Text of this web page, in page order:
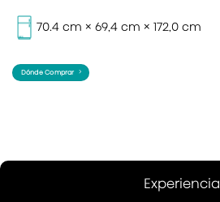
70.4 cm × 69,4 cm × 172,0 cm
Dónde Comprar
Experiencia